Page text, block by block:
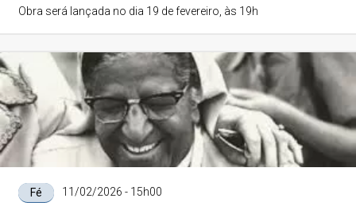
Obra será lançada no dia 19 de fevereiro, às 19h
Fé 11/02/2026 - 15h00